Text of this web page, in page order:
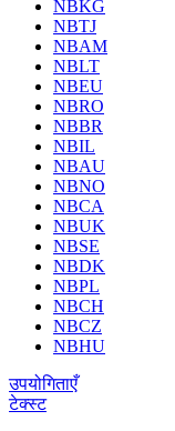
NBKG
NBTJ
NBAM
NBLT
NBEU
NBRO
NBBR
NBIL
NBAU
NBNO
NBCA
NBUK
NBSE
NBDK
NBPL
NBCH
NBCZ
NBHU
उपयोगिताएँ
टेक्स्ट